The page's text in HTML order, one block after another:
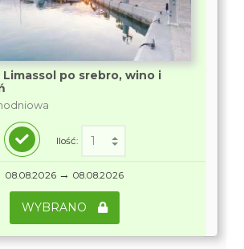
po srebro, wino i
Ilość:
08.08.2026 → 08.08.2026
WYBRANO